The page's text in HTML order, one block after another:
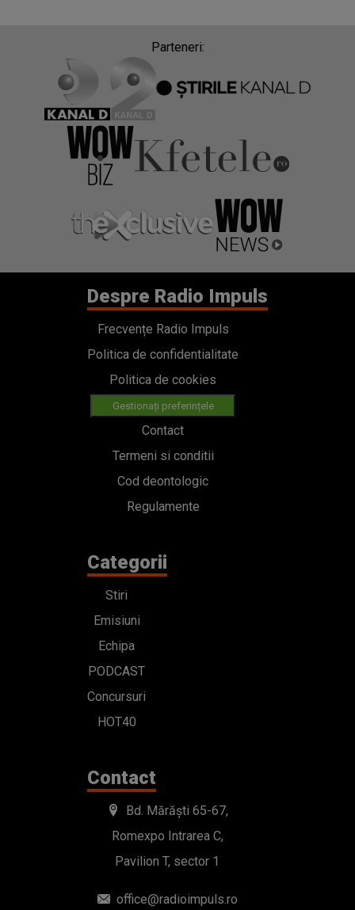
Parteneri:
Despre Radio Impuls
Frecvențe Radio Impuls
Politica de confidentialitate
Politica de cookies
Gestionați preferințele
Contact
Termeni si conditii
Cod deontologic
Regulamente
Categorii
Stiri
Emisiuni
Echipa
PODCAST
Concursuri
HOT40
Contact
Bd. Mărăști 65-67,
Romexpo Intrarea C,
Pavilion T, sector 1
office@radioimpuls.ro